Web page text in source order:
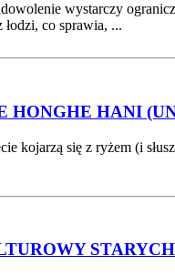
wystarczy
co sprawia, ...
HONGHE HANI
kojarzą się z ryżem (i